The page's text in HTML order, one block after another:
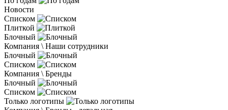
Новости
Списком
Плиткой
Блочный
Компания \ Наши сотрудники
Блочный
Списком
Компания \ Бренды
Блочный
Списком
Только логотипы